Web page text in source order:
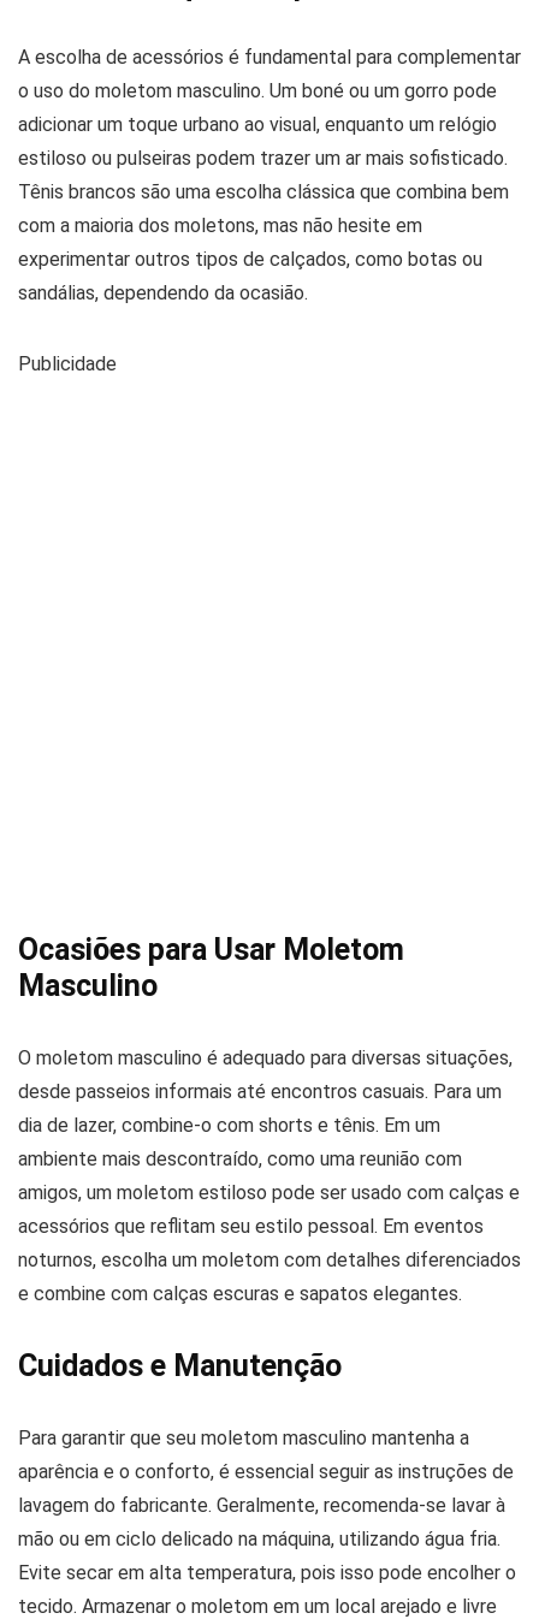
A escolha de acessórios é fundamental para complementar
o uso do moletom masculino. Um boné ou um gorro pode
adicionar um toque urbano ao visual, enquanto um relógio
estiloso ou pulseiras podem trazer um ar mais sofisticado.
Tênis brancos são uma escolha clássica que combina bem
com a maioria dos moletons, mas não hesite em
experimentar outros tipos de calçados, como botas ou
sandálias, dependendo da ocasião.
Publicidade
Ocasiões para Usar Moletom
Masculino
O moletom masculino é adequado para diversas situações,
desde passeios informais até encontros casuais. Para um
dia de lazer, combine-o com shorts e tênis. Em um
ambiente mais descontraído, como uma reunião com
amigos, um moletom estiloso pode ser usado com calças e
acessórios que reflitam seu estilo pessoal. Em eventos
noturnos, escolha um moletom com detalhes diferenciados
e combine com calças escuras e sapatos elegantes.
Cuidados e Manutenção
Para garantir que seu moletom masculino mantenha a
aparência e o conforto, é essencial seguir as instruções de
lavagem do fabricante. Geralmente, recomenda-se lavar à
mão ou em ciclo delicado na máquina, utilizando água fria.
Evite secar em alta temperatura, pois isso pode encolher o
tecido. Armazenar o moletom em um local arejado e livre